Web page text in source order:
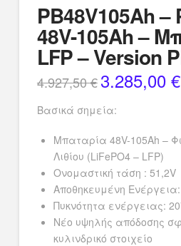
PB48V105Ah
48V-105Ah –
LFP – Version
4.927,50€ Original
price
4.927,50 €.
3.285,00 €Η
Βασικά σημεία:
Μπαταρία 48V-105Ah –
Λιθίου (LiFePO4 – LFP)
Ονομαστική τάση : 51,2V
Αποθηκευμένη Ενέργεια:
Πυκνότητα ενέργειας:
Νέο υψηλής απόδοσης
κυλινδρικό στοιχείο